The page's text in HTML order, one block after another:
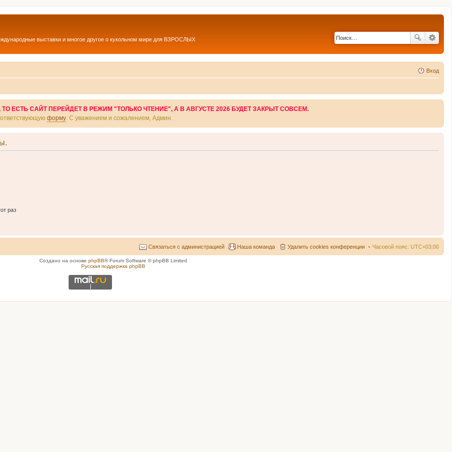
выставки и многое другое о кукольном мире для ВЗРОСЛЫХ
Вход
ЕСТЬ САЙТ ПЕРЕЙДЕТ В РЕЖИМ "ТОЛЬКО ЧТЕНИЕ", А В АВГУСТЕ 2026 БУДЕТ ЗАКРЫТ СОВСЕМ.
форму . С уважением и сожалением, Админ.
раз
Часовой пояс: UTC+03:00
Удалить cookies конференции
Наша команда
Связаться с администрацией
Создано на основе phpBB® Forum Software © phpBB Limited
Русская поддержка phpBB